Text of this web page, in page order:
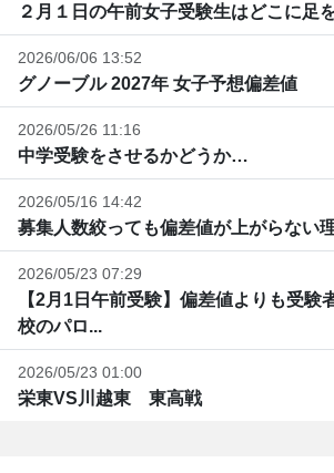
２月１日の午前女子受験生はどこに足
2026/06/06 13:52
グノーブル 2027年 女子予想偏差値
2026/05/26 11:16
中学受験をさせるかどうか…
2026/05/16 14:42
募集人数絞っても偏差値が上がらない
2026/05/23 07:29
【2月1日午前受験】偏差値よりも受験
校のパロ...
2026/05/23 01:00
栄東VS川越東 東高戦